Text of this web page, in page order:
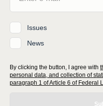
Issues
News
By clicking the button, I agree with
personal data, and collection of
paragraph 1 of Article 6 of Federal